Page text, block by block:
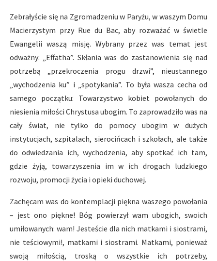
Zebrałyście się na Zgromadzeniu w Paryżu, w waszym Domu
Macierzystym przy Rue du Bac, aby rozważać w świetle
Ewangelii waszą misję. Wybrany przez was temat jest
odważny: „Effatha”. Skłania was do zastanowienia się nad
potrzebą „przekroczenia progu drzwi”, nieustannego
„wychodzenia ku” i „spotykania”. To była wasza cecha od
samego początku: Towarzystwo kobiet powołanych do
niesienia miłości Chrystusa ubogim. To zaprowadziło was na
cały świat, nie tylko do pomocy ubogim w dużych
instytucjach, szpitalach, sierocińcach i szkołach, ale także
do odwiedzania ich, wychodzenia, aby spotkać ich tam,
gdzie żyją, towarzyszenia im w ich drogach ludzkiego
rozwoju, promocji życia i opieki duchowej.
Zachęcam was do kontemplacji piękna waszego powołania
– jest ono piękne! Bóg powierzył wam ubogich, swoich
umiłowanych: wam! Jesteście dla nich matkami i siostrami,
nie teściowymi!, matkami i siostrami. Matkami, ponieważ
swoją miłością, troską o wszystkie ich potrzeby,